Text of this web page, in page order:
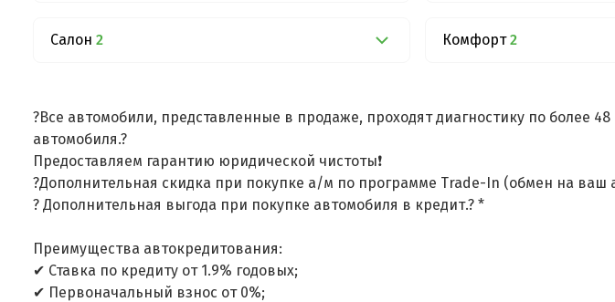
Салон 2 Комфорт 2
?Все автомобили, представленные в продаже, проходят диагностику по более
автомобиля.?
Предоставляем гарантию юридической чистоты❗
?Дополнительная скидка при покупке а/м по программе Trade-In (обмен на ваш
? Дополнительная выгода при покупке автомобиля в кредит.? *
Преимущества автокредитования:
✔ Ставка по кредиту от 1.9% годовых;
✔ Первоначальный взнос от 0%;